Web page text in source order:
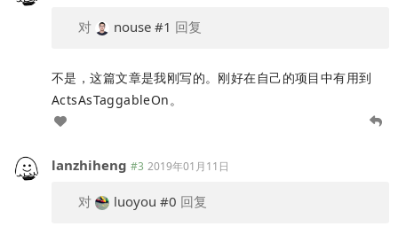
对 nouse #1 回复
不是，这篇文章是我刚写的。刚好在自己的项目中有用到
ActsAsTaggableOn。
lanzhiheng #3 2019年01月11日
对 luoyou #0 回复